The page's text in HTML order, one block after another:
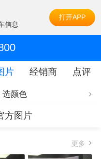
信息
打开APP
片 经销商 点评
选颜色
方图片
更多